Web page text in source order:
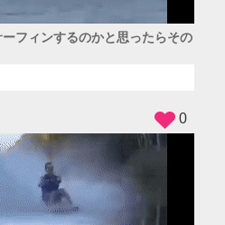
フィンするのかと思ったらその
0